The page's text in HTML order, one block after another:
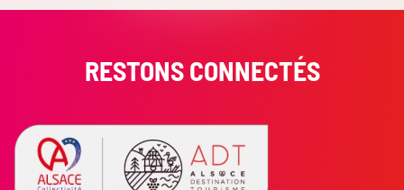
RESTONS CONNECTÉS